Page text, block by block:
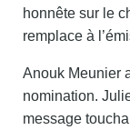
honnête sur le
remplace à
Anouk Meunier
nomination.
message